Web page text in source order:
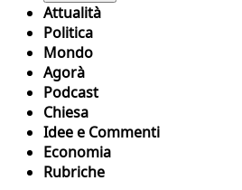
Attualità
Politica
Mondo
Agorà
Podcast
Chiesa
Idee e Commenti
Economia
Rubriche